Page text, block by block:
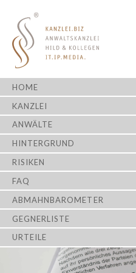
HOME
KANZLEI
ANWÄLTE
HINTERGRUND
RISIKEN
FAQ
ABMAHNBAROMETER
GEGNERLISTE
URTEILE